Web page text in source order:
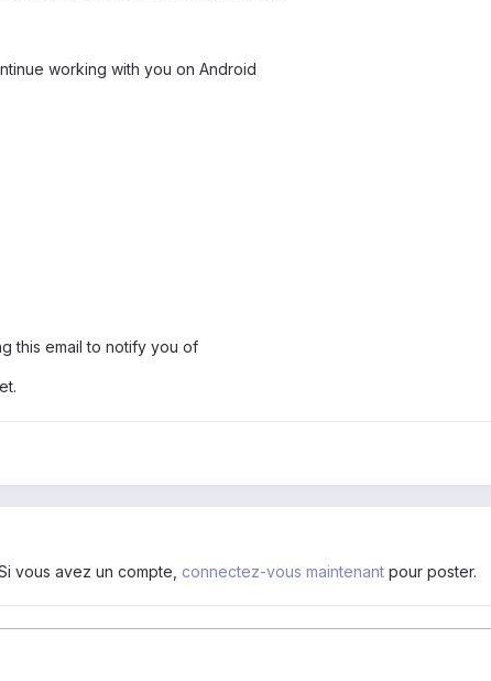
working with you on Android
this email to notify you of
vous avez un compte, connectez-vous maintenant pour poster.